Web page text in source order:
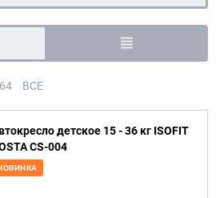
64 ВСЕ
детское 15 - 36 кг ISOFIT
CS-004